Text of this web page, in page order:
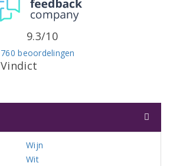
Vindict
760 beoordelingen
9.3/10
Wijn
Wit